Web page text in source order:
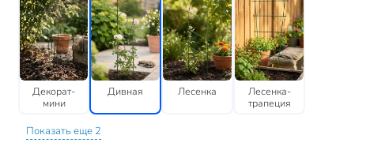
Декорат-
мини
Дивная Лесенка
Лесенка-
трапеция
Показать еще 2